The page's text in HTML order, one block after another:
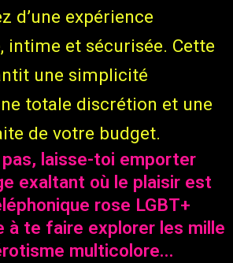
d’une expérience
intime et sécurisée. Cette
une simplicité
totale discrétion et une
de votre budget.
laisse-toi emporter
exaltant où le plaisir est
rose LGBT+
à te faire explorer les mille
multicolore...